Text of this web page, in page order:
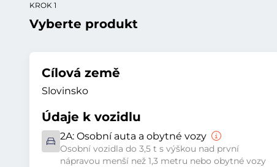
KROK 1
Vyberte produkt
Cílová země
Slovinsko
Údaje k vozidlu
2A: Osobní auta a obytné vozy
Osobní vozidla do 3,5 t s výškou nad první
nápravou menší než 1,3 metru nebo obytné vozy